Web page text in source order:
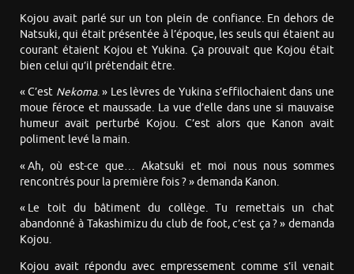
Kojou avait parlé sur un ton plein de confiance. En dehors de
Natsuki, qui était présentée à l’époque, les seuls qui étaient au
courant étaient Kojou et Yukina. Ça prouvait que Kojou était
bien celui qu’il prétendait être.
« C’est Nekoma. » Les lèvres de Yukina s’effilochaient dans une
moue féroce et maussade. La vue d’elle dans une si mauvaise
humeur avait perturbé Kojou. C’est alors que Kanon avait
poliment levé la main.
« Ah, où est-ce que… Akatsuki et moi nous nous sommes
rencontrés pour la première fois ? » demanda Kanon.
« Le toit du bâtiment du collège. Tu remettais un chat
abandonné à Takashimizu du club de foot, c’est ça ? » demanda
Kojou.
Kojou avait répondu avec empressement comme s’il venait